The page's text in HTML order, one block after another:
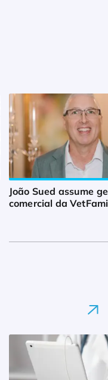
João Sued assume
comercial da